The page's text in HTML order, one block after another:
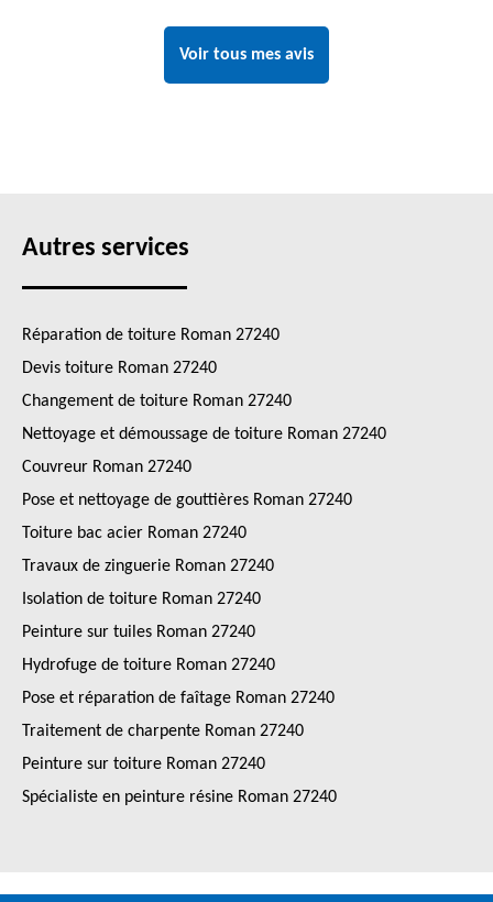
Voir tous mes avis
Autres services
Réparation de toiture Roman 27240
Devis toiture Roman 27240
Changement de toiture Roman 27240
Nettoyage et démoussage de toiture Roman 27240
Couvreur Roman 27240
Pose et nettoyage de gouttières Roman 27240
Toiture bac acier Roman 27240
Travaux de zinguerie Roman 27240
Isolation de toiture Roman 27240
Peinture sur tuiles Roman 27240
Hydrofuge de toiture Roman 27240
Pose et réparation de faîtage Roman 27240
Traitement de charpente Roman 27240
Peinture sur toiture Roman 27240
Spécialiste en peinture résine Roman 27240